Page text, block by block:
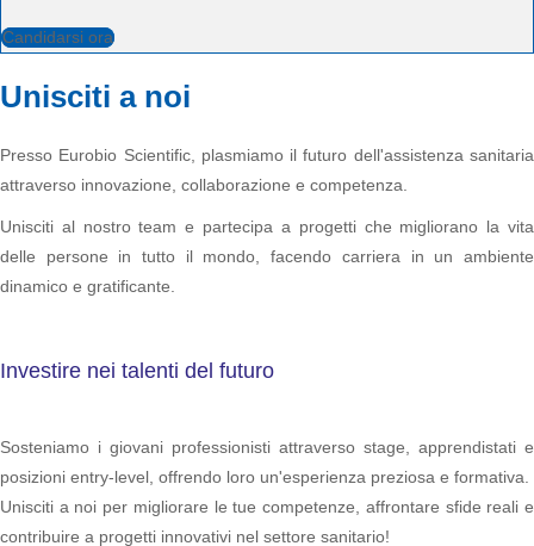
Candidarsi ora
Unisciti a noi
Presso Eurobio Scientific, plasmiamo il futuro dell'assistenza sanitaria
attraverso innovazione, collaborazione e competenza.
Unisciti al nostro team e partecipa a progetti che migliorano la vita
delle persone in tutto il mondo, facendo carriera in un ambiente
dinamico e gratificante.
Investire nei talenti del futuro
Sosteniamo i giovani professionisti attraverso stage, apprendistati e
posizioni entry-level, offrendo loro un'esperienza preziosa e formativa.
Unisciti a noi per migliorare le tue competenze, affrontare sfide reali e
contribuire a progetti innovativi nel settore sanitario!